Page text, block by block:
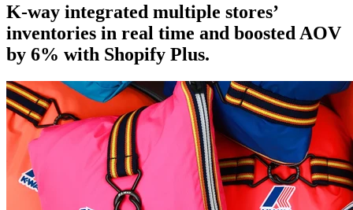
K-way integrated multiple stores’
inventories in real time and boosted AOV
by 6% with Shopify Plus.